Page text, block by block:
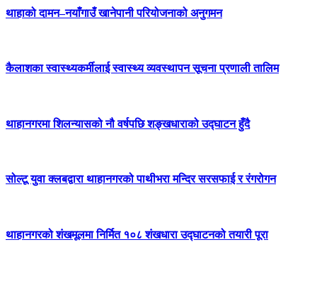
थाहाको दामन–नयाँगाउँ खानेपानी परियोजनाको अनुगमन
कैलाशका स्वास्थ्यकर्मीलाई स्वास्थ्य व्यवस्थापन सूचना प्रणाली तालिम
थाहानगरमा शिलन्यासको नौ वर्षपछि शङ्खधाराको उद्घाटन हुँदै
सोल्टू युवा क्लबद्वारा थाहानगरको पाथीभरा मन्दिर सरसफाई र रंगरोगन
थाहानगरको शंखमूलमा निर्मित १०८ शंखधारा उद्घाटनको तयारी पूरा